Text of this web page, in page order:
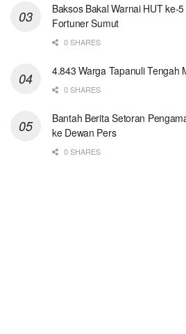
Baksos Bakal Warnai HUT ke-
Fortuner Sumut
0 SHARES
4.843 Warga Tapanuli Tengah
0 SHARES
Bantah Berita Setoran
ke Dewan Pers
0 SHARES